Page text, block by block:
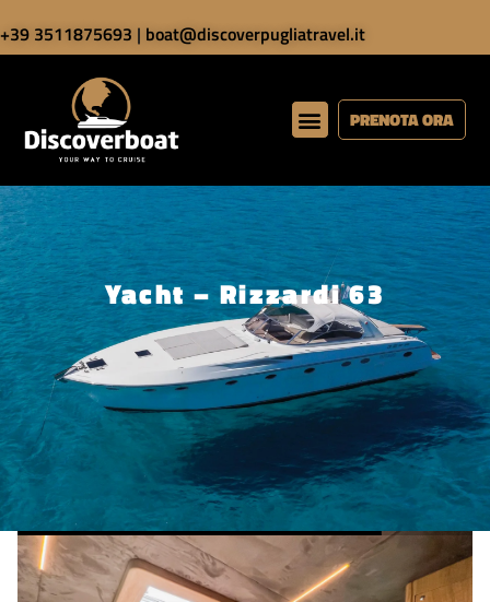
+39 3511875693 | boat@discoverpugliatravel.it
PRENOTA ORA
Yacht – Rizzardi 63